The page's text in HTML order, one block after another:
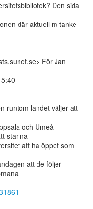
Den sida
där aktuell m tanke
För Jan
runtom landet väljer att
och Umeå
stanna
att ha öppet som
att de följer